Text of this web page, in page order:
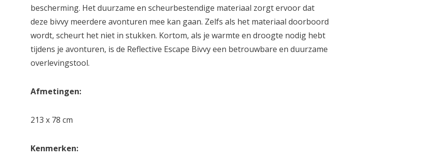
bescherming. Het duurzame en scheurbestendige materiaal zorgt ervoor dat
deze bivvy meerdere avonturen mee kan gaan. Zelfs als het materiaal doorboord
wordt, scheurt het niet in stukken. Kortom, als je warmte en droogte nodig hebt
tijdens je avonturen, is de Reflective Escape Bivvy een betrouwbare en duurzame
overlevingstool.
Afmetingen:
213 x 78 cm
Kenmerken: